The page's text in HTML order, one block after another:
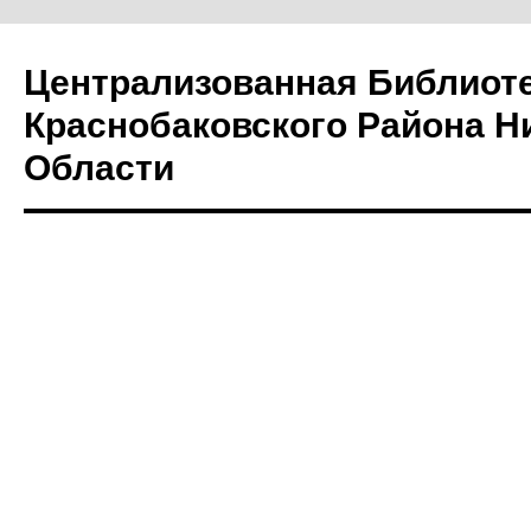
Централизованная
Краснобаковского Района
Области